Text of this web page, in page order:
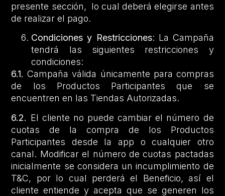
presente sección, lo cual deberá elegirse antes
de realizar el pago.
Condiciones y Restricciones: La Campaña
tendrá las siguientes restricciones y
condiciones:
6.1. Campaña válida únicamente para compras
de los Productos Participantes que se
encuentren en las Tiendas Autorizadas.
6.2. El cliente no puede cambiar el número de
cuotas de la compra de los Productos
Participantes desde la app o cualquier otro
canal. Modificar el número de cuotas pactadas
inicialmente se considera un incumplimiento de
T&C, por lo cual perderá el Beneficio, así el
cliente entiende y acepta que se generen los